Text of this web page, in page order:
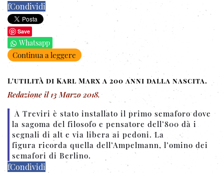
fCondividi
Save
Whatsapp
Continua a leggere
L'utilità di Karl Marx a 200 anni dalla nascita.
Redazione il 13 Marzo 2018.
A Treviri è stato installato il primo semaforo dove
la sagoma del filosofo e pensatore dell’800 dà i
segnali di alt e via libera ai pedoni. La
figura ricorda quella dell’Ampelmann, l’omino dei
semafori di Berlino.
fCondividi